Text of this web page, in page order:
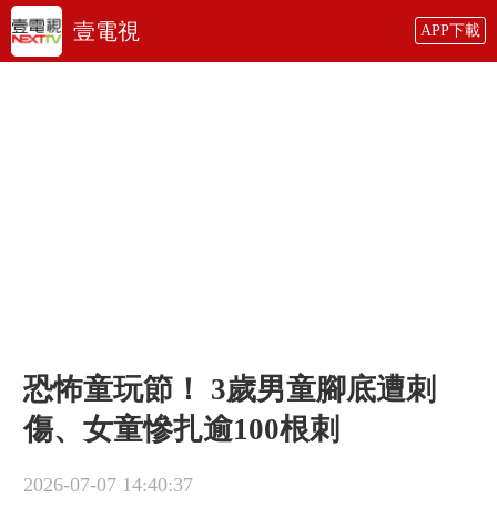
壹電視 APP下載
恐怖童玩節！ 3歲男童腳底遭刺
傷、女童慘扎逾100根刺
2026-07-07 14:40:37